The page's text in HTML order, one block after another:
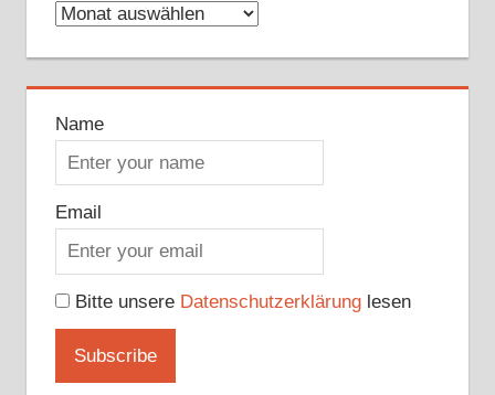
Archive
Name
Email
Bitte unsere Datenschutzerklärunglesen